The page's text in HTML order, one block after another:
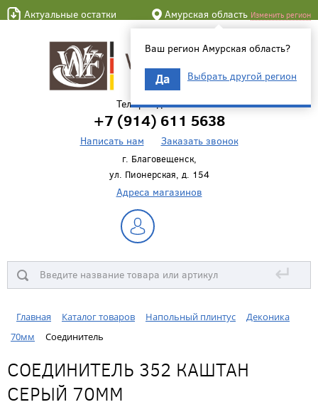
Актуальные остатки Амурская область Изменить регион
Ваш регион Амурская область?
Да Выбрать другой регион
Телефон для связи
+7 (914) 611 5638
Написать нам Заказать звонок
г. Благовещенск,
ул. Пионерская, д. 154
Адреса магазинов
↵
Главная Каталог товаров Напольный плинтус
Деконика
70мм
Соединитель
СОЕДИНИТЕЛЬ 352 КАШТАН
СЕРЫЙ 70ММ